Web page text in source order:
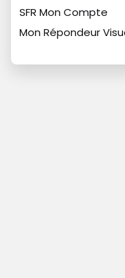
SFR Mon Compte
Mon Répondeur